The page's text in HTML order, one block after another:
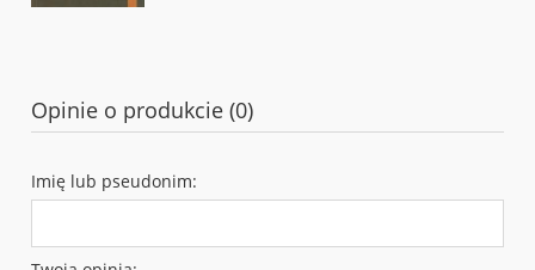
Opinie o produkcie (0)
Imię lub pseudonim: